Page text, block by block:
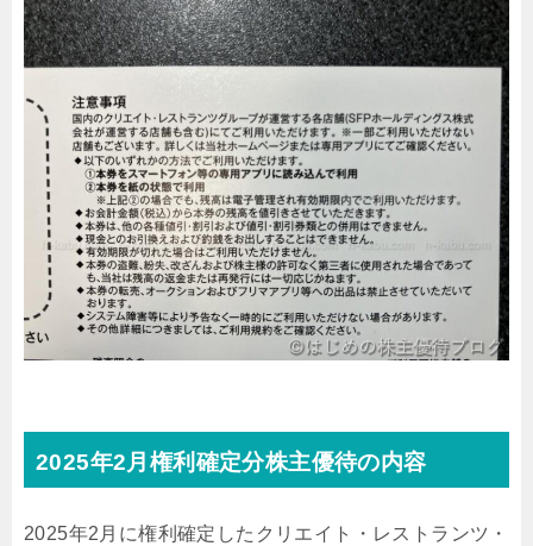
2025年2月権利確定分株主優待の内容
2025年2月に権利確定したクリエイト・レストランツ・